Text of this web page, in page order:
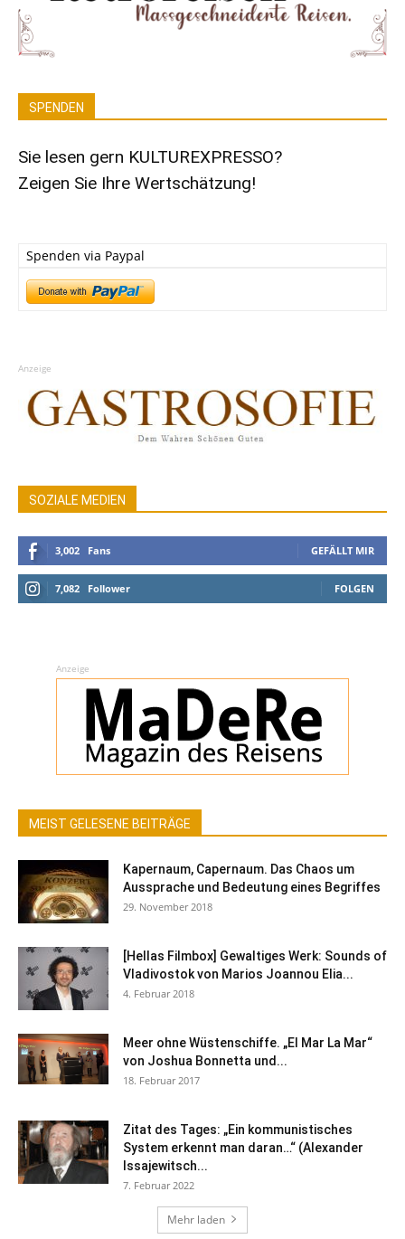
SPENDEN
Sie lesen gern KULTUREXPRESSO?
Zeigen Sie Ihre Wertschätzung!
Spenden via Paypal
Anzeige
SOZIALE MEDIEN
3,002 Fans GEFÄLLT MIR
7,082 Follower FOLGEN
Anzeige
MEIST GELESENE BEITRÄGE
Kapernaum, Capernaum. Das Chaos um
Aussprache und Bedeutung eines Begriffes
29. November 2018
[Hellas Filmbox] Gewaltiges Werk: Sounds of
Vladivostok von Marios Joannou Elia...
4. Februar 2018
Meer ohne Wüstenschiffe. „El Mar La Mar“
von Joshua Bonnetta und...
18. Februar 2017
Zitat des Tages: „Ein kommunistisches
System erkennt man daran…“ (Alexander
Issajewitsch...
7. Februar 2022
Mehr laden